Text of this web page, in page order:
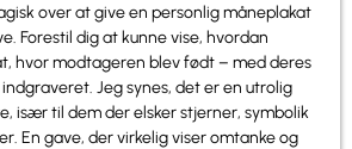
over at give en personlig måneplakat
Forestil dig at kunne vise, hvordan
hvor modtageren blev født – med deres
Jeg synes, det er en utrolig
især til dem der elsker stjerner, symbolik
En gave, der virkelig viser omtanke og